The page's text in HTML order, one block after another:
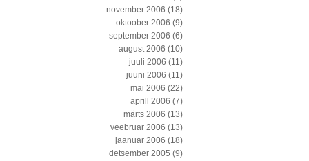
november 2006 (18)
oktoober 2006 (9)
september 2006 (6)
august 2006 (10)
juuli 2006 (11)
juuni 2006 (11)
mai 2006 (22)
aprill 2006 (7)
märts 2006 (13)
veebruar 2006 (13)
jaanuar 2006 (18)
detsember 2005 (9)